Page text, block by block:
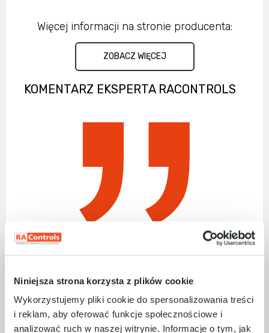
Niniejsza strona korzysta z plików cookie
Wykorzystujemy pliki cookie do spersonalizowania treści
i reklam, aby oferować funkcje społecznościowe i
analizować ruch w naszej witrynie. Informacje o tym, jak
Więcej informacji na stronie producenta:
ZOBACZ WIĘCEJ
KOMENTARZ EKSPERTA RACONTROLS
jakość produkcji i pozytywnie wpływa na
Chcąc zapewnić najwyższą jakość
produktu, konieczna jest dokładna analiza i